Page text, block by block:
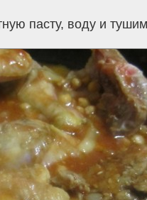
пасту, воду и